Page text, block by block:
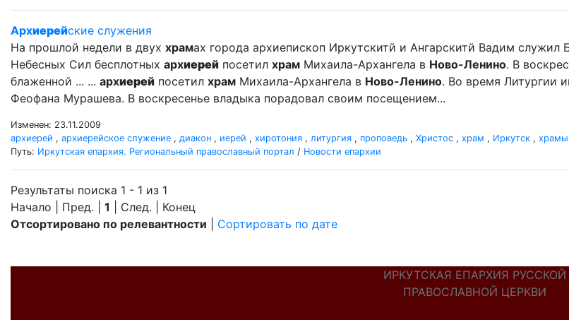
Архиерейские служения
На прошлой недели в двух храмах города архиепископ Иркутскитй и Ангарскитй Вадим
Небесных Сил бесплотных архиерей посетил храм Михаила-Архангела в Ново-Ленино. В
блаженной ... ... архиерей посетил храм Михаила-Архангела в Ново-Ленино. Во время Литургии
Феофана Мурашева. В воскресенье владыка порадовал своим посещением...
Изменен: 23.11.2009
архиерей , архиерейское служение , диакон , иерей , хиротония , литургия , проповедь , Христос , храм , Иркутск , храмы
Путь: Иркутская епархия. Региональный православный портал / Новости епархии
Результаты поиска 1 - 1 из 1
Начало | Пред. | 1 | След. | Конец
Отсортировано по релевантности
Сортировать по дате
ИРКУТСКАЯ ЕПАРХИЯ РУССКОЙ
ПРАВОСЛАВНОЙ ЦЕРКВИ